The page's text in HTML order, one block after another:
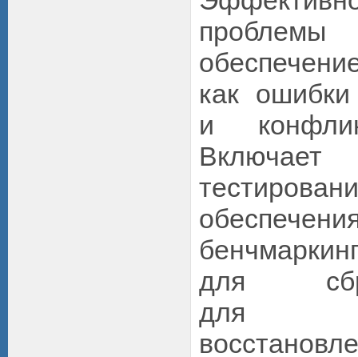
проблемы
как ошибки
и
для
для